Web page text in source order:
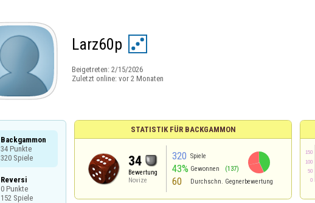
Larz60p
Beigetreten: 2/15/2026
Zuletzt online: vor 2 Monaten
Backgammon
34 Punkte
320 Spiele
Reversi
0 Punkte
152 Spiele
STATISTIK FÜR BACKGAMMON
34
Bewertung
Novize
320 Spiele
43% Gewonnen (137)
60 Durchschn. Gegnerbewertung